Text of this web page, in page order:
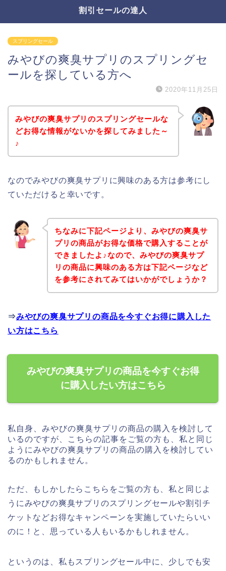
割引セールの達人
スプリングセール
みやびの爽臭サプリのスプリングセ
ールを探している方へ
2020年11月25日
みやびの爽臭サプリのスプリングセールな
どお得な情報がないかを探してみました～
♪
なのでみやびの爽臭サプリに興味のある方は参考にし
ていただけると幸いです。
ちなみに下記ページより、みやびの爽臭サ
プリの商品がお得な価格で購入することが
できましたよ♪なので、みやびの爽臭サプ
リの商品に興味のある方は下記ページなど
を参考にされてみてはいかがでしょうか？
⇒みやびの爽臭サプリの商品を今すぐお得に購入した
い方はこちら
みやびの爽臭サプリの商品を今すぐお得
に購入したい方はこちら
私自身、みやびの爽臭サプリの商品の購入を検討して
いるのですが、こちらの記事をご覧の方も、私と同じ
ようにみやびの爽臭サプリの商品の購入を検討してい
るのかもしれません。
ただ、もしかしたらこちらをご覧の方も、私と同じよ
うにみやびの爽臭サプリのスプリングセールや割引チ
ケットなどお得なキャンペーンを実施していたらいい
のに！と、思っている人もいるかもしれません。
というのは、私もスプリングセール中に、少しでも安